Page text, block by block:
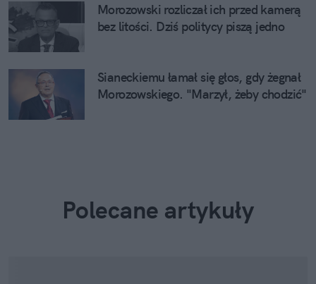
Morozowski rozliczał ich przed kamerą
bez litości. Dziś politycy piszą jedno
Sianeckiemu łamał się głos, gdy żegnał
Morozowskiego. "Marzył, żeby chodzić"
Polecane artykuły